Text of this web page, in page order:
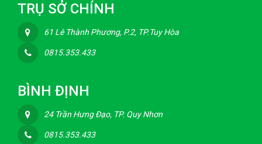
TRỤ SỞ CHÍNH
61 Lê Thành Phương, P.2, TP.Tuy Hòa
0815.353.433
BÌNH ĐỊNH
24 Trần Hưng Đạo, TP. Quy Nhơn
0815.353.433